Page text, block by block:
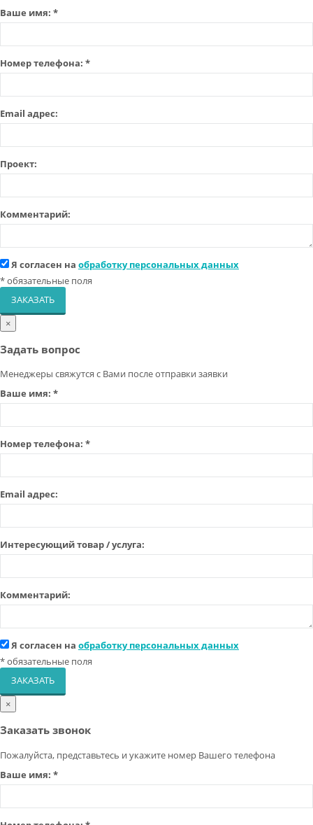
Ваше имя: *
Номер телефона: *
Email адрес:
Проект:
Комментарий:
Я согласен на обработку персональных данных
*обязательные поля
ЗАКАЗАТЬ
×
Задать вопрос
Менеджеры свяжутся с Вами после отправки заявки
Ваше имя: *
Номер телефона: *
Email адрес:
Интересующий товар / услуга:
Комментарий:
Я согласен на обработку персональных данных
*обязательные поля
ЗАКАЗАТЬ
×
Заказать звонок
Пожалуйста, представьтесь и укажите номер Вашего телефона
Ваше имя: *